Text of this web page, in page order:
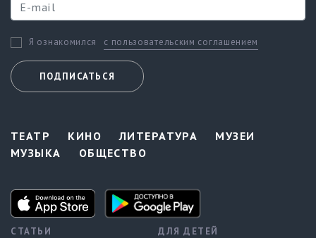
Я ознакомился с пользовательским соглашением
ПОДПИСАТЬСЯ
ТЕАТР КИНО ЛИТЕРАТУРА
МУЗЕИ
МУЗЫКА
ОБЩЕСТВО
СТАТЬИ
ДЛЯ ДЕТЕЙ